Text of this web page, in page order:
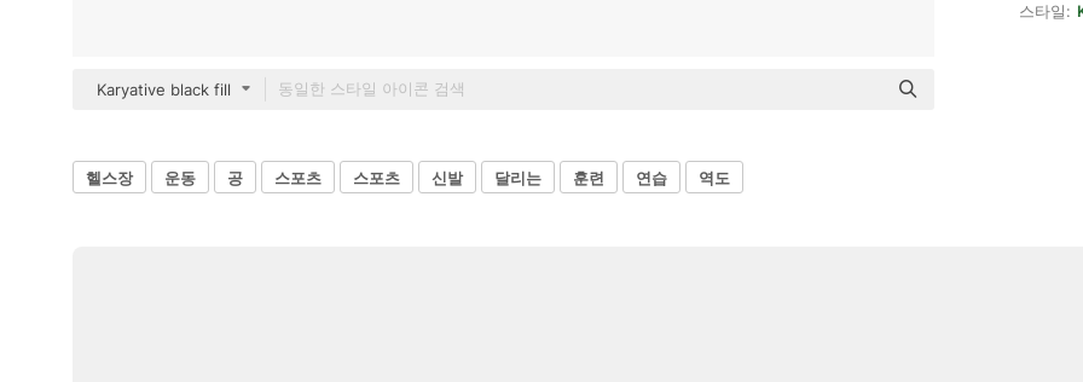
Karyative black fill
스타일:
헬스장 운동 공 스포츠 스포츠 신발 달리는 훈련 연습 역도